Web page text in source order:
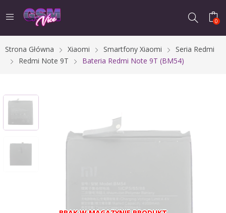
0
Strona Główna Xiaomi Smartfony Xiaomi
Seria Redmi
Redmi Note 9T
Bateria Redmi Note 9T (BM54)